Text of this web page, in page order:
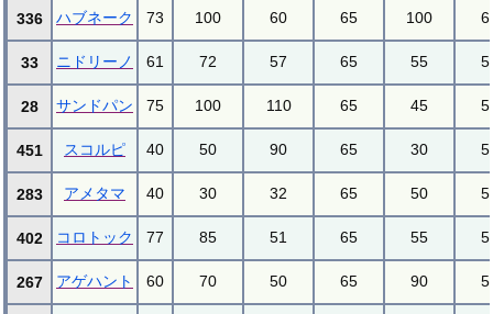
336 ハブネーク 73 100 60 65 100
33 ニドリーノ 61 72 57 65 55
28 サンドパン 75 100 110 65 45
451 スコルピ 40 50 90 65 30
283 アメタマ 40 30 32 65 50
402 コロトック 77 85 51 65 55
267 アゲハント 60 70 50 65 90